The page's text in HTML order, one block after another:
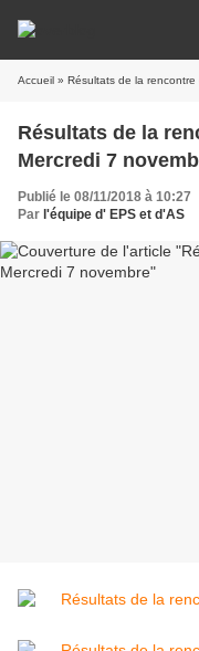
Accueil » Résultats de la rencontre
Résultats de la
Mercredi 7
Publié le 08/11/2018 à 10:27
Par l'équipe d' EPS et d'AS